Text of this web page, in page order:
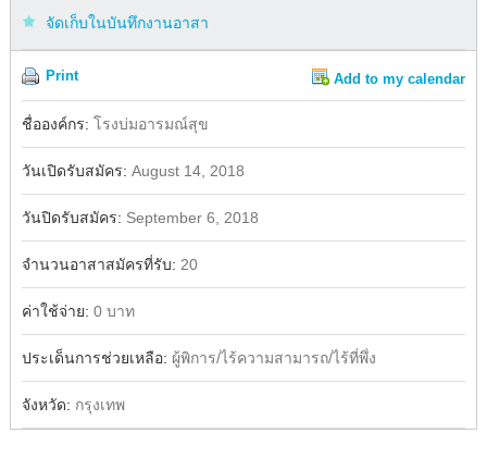
จัดเก็บในบันทึกงานอาสา
Print Add to my calendar
Facebook
ชื่อองค์กร: โรงบ่มอารมณ์สุข
วันเปิดรับสมัคร: August 14, 2018
วันปิดรับสมัคร: September 6, 2018
จำนวนอาสาสมัครที่รับ: 20
ค่าใช้จ่าย: 0 บาท
ประเด็นการช่วยเหลือ: ผู้พิการ/ไร้ความสามารถ/ไร้ที่พึ่ง
จังหวัด: กรุงเทพ